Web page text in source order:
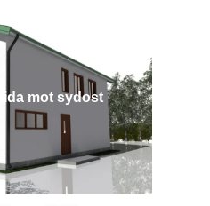
mot sydost